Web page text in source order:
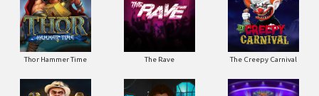
Thor Hammer Time The Rave The Creepy Carnival